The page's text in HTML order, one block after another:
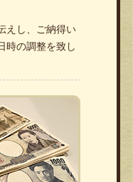
えし、ご納得い
時の調整を致し